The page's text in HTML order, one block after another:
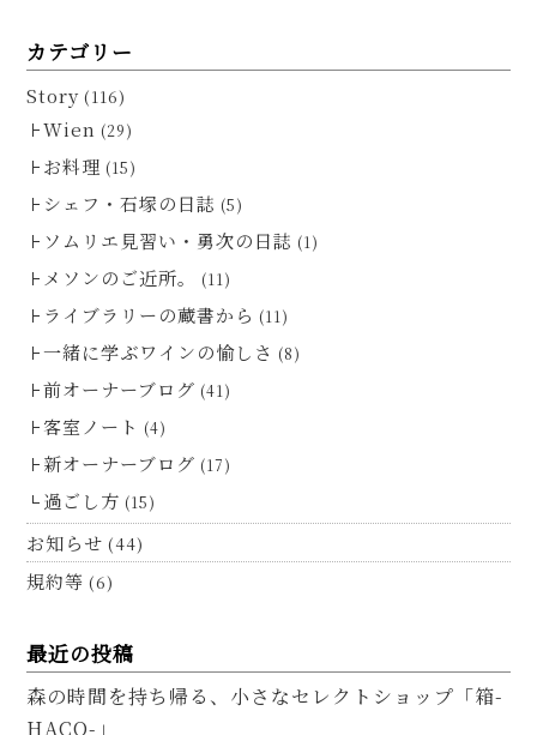
カテゴリー
Story (116)
Wien (29)
お料理 (15)
シェフ・石塚の日誌 (5)
ソムリエ見習い・勇次の日誌 (1)
メソンのご近所。 (11)
ライブラリーの蔵書から (11)
一緒に学ぶワインの愉しさ (8)
前オーナーブログ (41)
客室ノート (4)
新オーナーブログ (17)
過ごし方 (15)
お知らせ (44)
規約等 (6)
最近の投稿
森の時間を持ち帰る、小さなセレクトショップ「箱-
HACO-」